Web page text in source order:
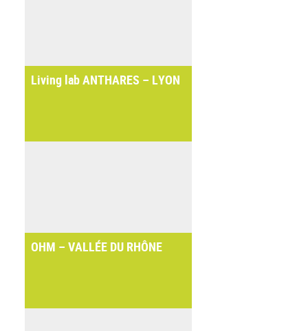
Living lab ANTHARES – LYON
OHM – VALLÉE DU RHÔNE